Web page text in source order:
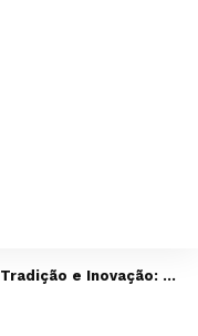
Tradição e Inovação: A Jornada Histórica da Mais Antiga Instituição Jurídica da América Latina